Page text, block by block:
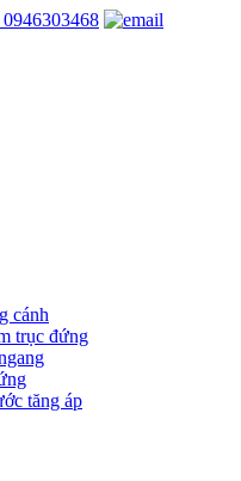
cánh
trục đứng
tăng áp